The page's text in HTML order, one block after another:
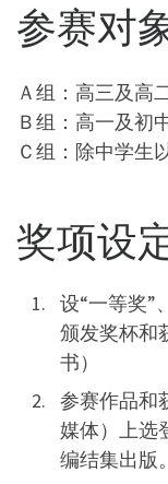
参赛对
Ａ组：高三及高
Ｂ组：高一及初
Ｃ组：除中学生
奖项设
设“一等奖”
颁发奖杯和
书）
参赛作品和
媒体）上选
编结集出版。